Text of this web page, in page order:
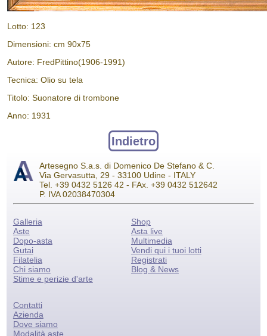
Lotto: 123
Dimensioni: cm 90x75
Autore: FredPittino(1906-1991)
Tecnica: Olio su tela
Titolo: Suonatore di trombone
Anno: 1931
Indietro
Artesegno S.a.s. di Domenico De Stefano & C.
Via Gervasutta, 29 - 33100 Udine - ITALY
Tel. +39 0432 5126 42 - FAx. +39 0432 512642
P. IVA 02038470304
Galleria
Aste
Dopo-asta
Gutai
Filatelia
Chi siamo
Stime e perizie d'arte
Shop
Asta live
Multimedia
Vendi qui i tuoi lotti
Registrati
Blog & News
Contatti
Azienda
Dove siamo
Modalità aste